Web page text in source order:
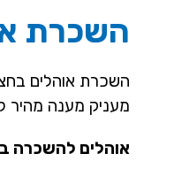
השכרת
השכרת אוהלים
מעניק מענה מהיר
אוהלים להשכרה